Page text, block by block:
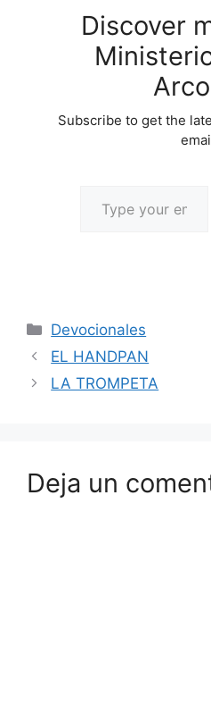
Discover
Subscribe to get the
Devocionales
EL HANDPAN
LA TROMPETA
Deja un